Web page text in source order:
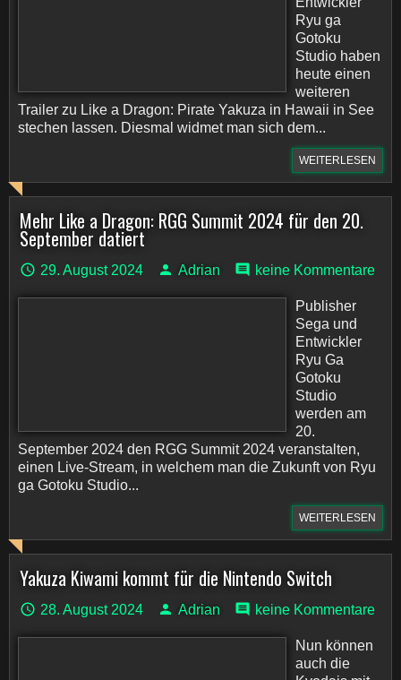
Ryu ga
Gotoku
Studio haben
heute einen
weiteren
Trailer zu Like a Dragon: Pirate Yakuza in Hawaii in See
stechen lassen. Diesmal widmet man sich dem...
WEITERLESEN
Mehr Like a Dragon: RGG Summit 2024 für den 20.
September datiert
29. August 2024 Adrian keine Kommentare
Publisher
Sega und
Entwickler
Ryu Ga
Gotoku
Studio
werden am
20.
September 2024 den RGG Summit 2024 veranstalten,
einen Live-Stream, in welchem man die Zukunft von Ryu
ga Gotoku Studio...
WEITERLESEN
Yakuza Kiwami kommt für die Nintendo Switch
28. August 2024 Adrian keine Kommentare
Nun können
auch die